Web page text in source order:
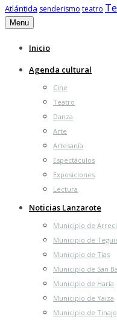
Atlántida senderismo teatro
Menu
Inicio
Agenda cultural
Cine
Teatro
Danza
Arte
Artesanía
Espectáculos
Exposiciones
Lectura
Noticias Lanzarote
Municipio de
Municipio de
Municipio de Tías
Municipio de San
Municipio de Haría
Municipio de Yaiza
Municipio de Tinajo